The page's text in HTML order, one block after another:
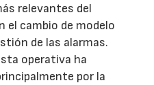
relevantes del
cambio de modelo
de las alarmas.
operativa ha
por la